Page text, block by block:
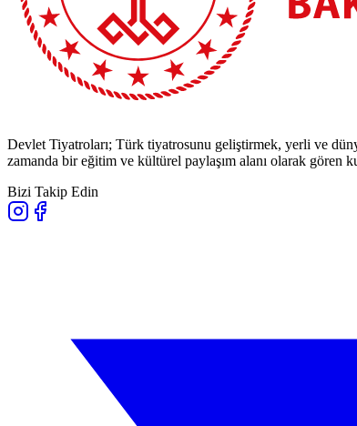
Devlet Tiyatroları; Türk tiyatrosunu geliştirmek, yerli ve
zamanda bir eğitim ve kültürel paylaşım alanı olarak gören
Bizi Takip Edin